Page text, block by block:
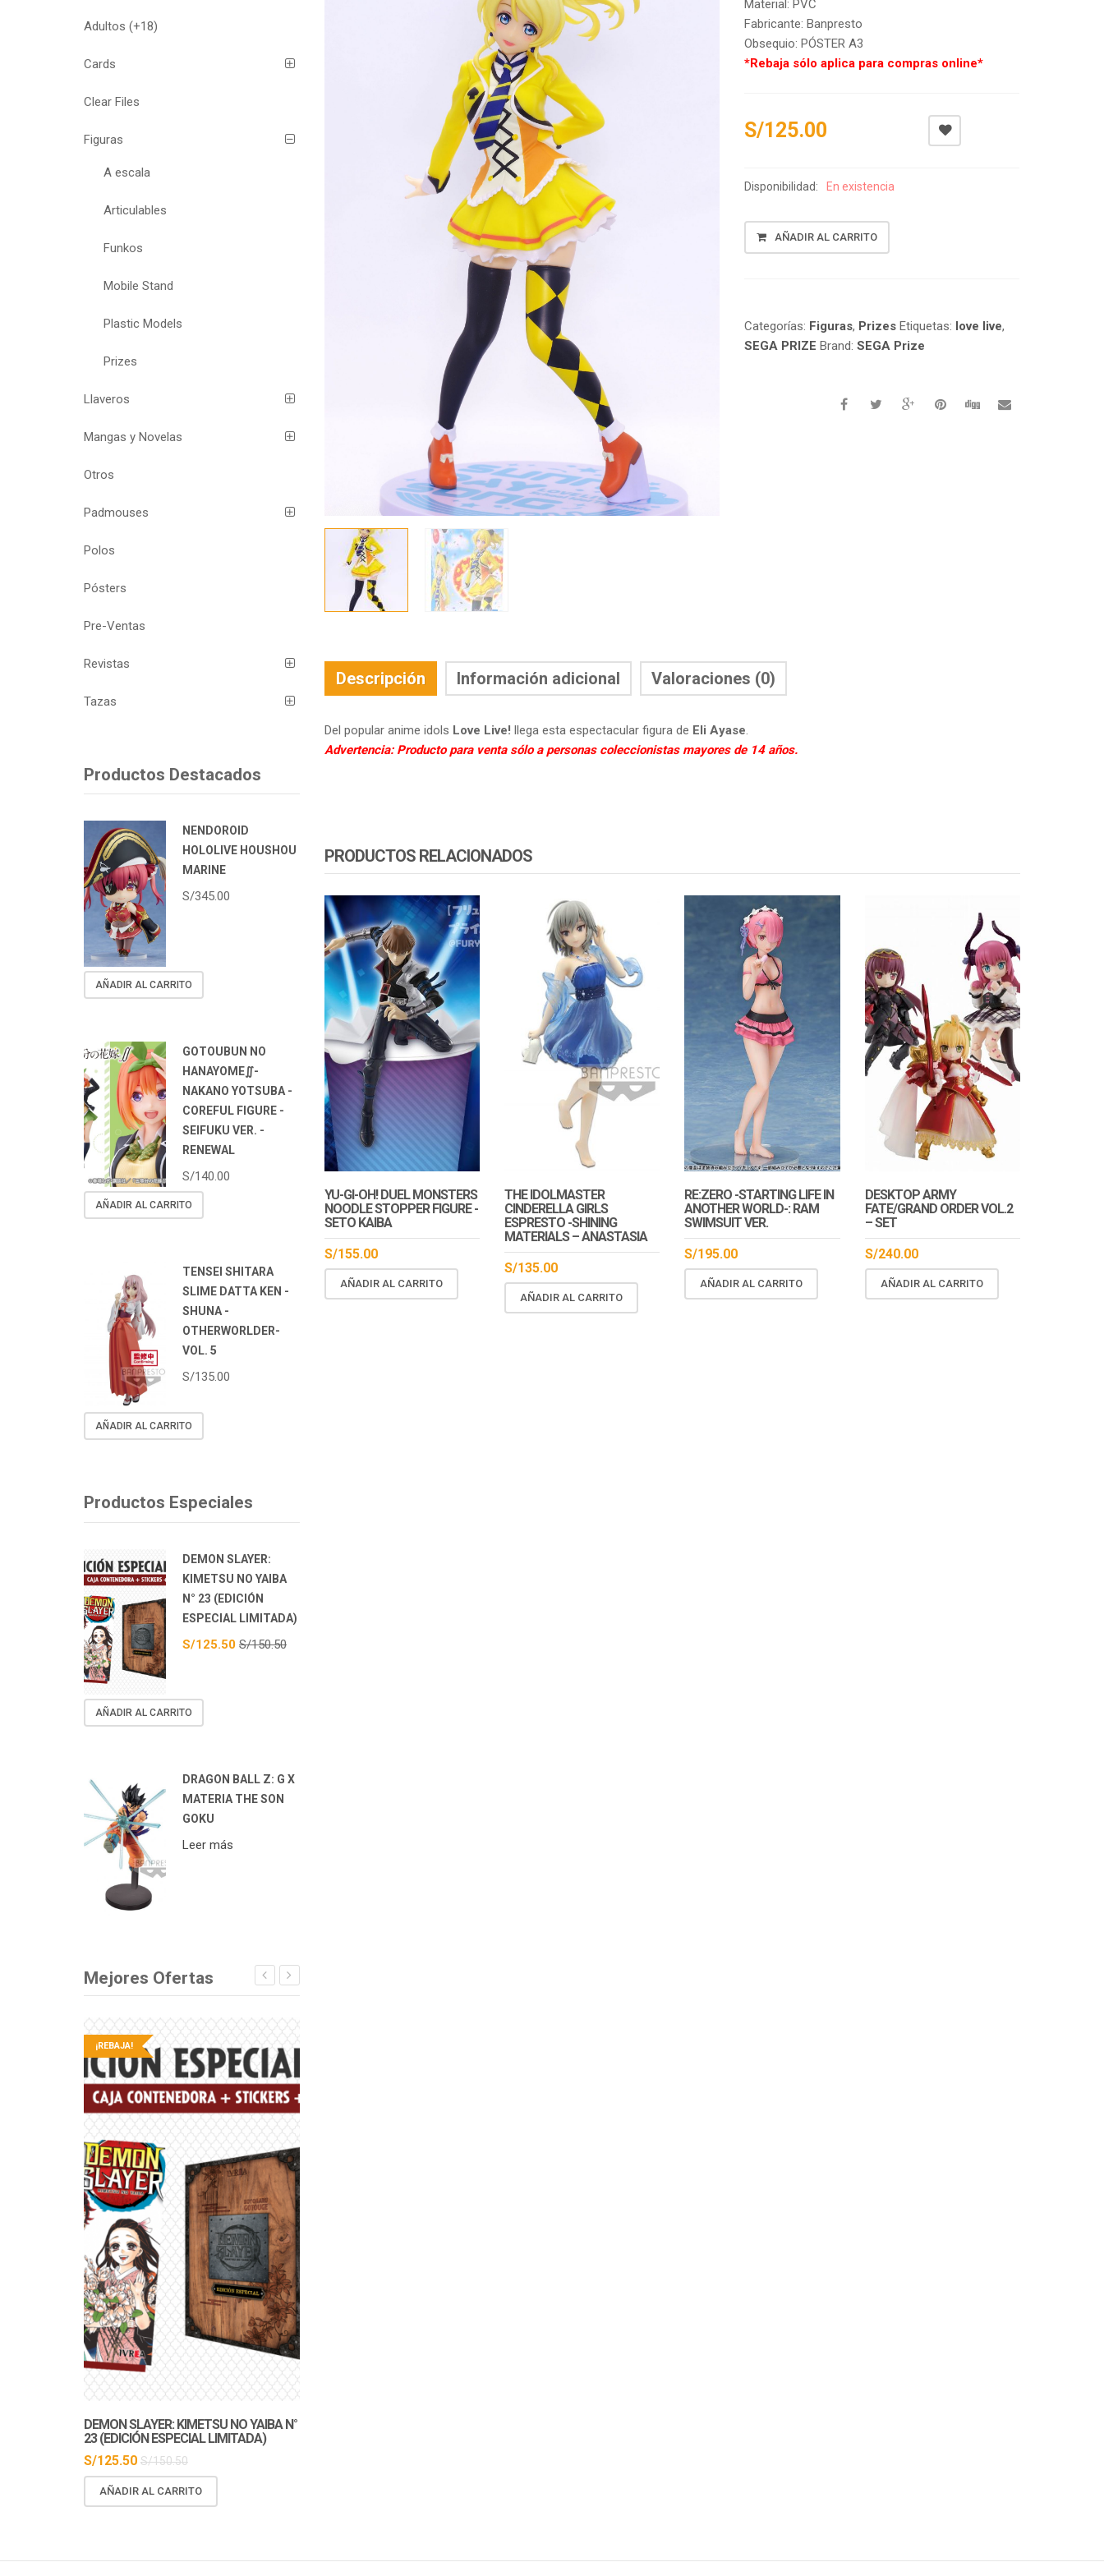
Material: PVC
Fabricante: Banpresto
Obsequio: PÓSTER A3
*Rebaja sólo aplica para compras online*
S/125.00
Disponibilidad: En existencia
SONG
AÑADIR AL CARRITO
Categorías: Figuras, Prizes Etiquetas: love live,
SEGA PRIZE Brand:SEGA Prize
Descripción Información adicional Valoraciones (0)
Del popular anime idols Love Live! llega esta espectacular figura de Eli Ayase.
Advertencia: Producto para venta sólo a personas coleccionistas mayores de 14 años.
PRODUCTOS RELACIONADOS
YU-GI-OH! DUEL MONSTERS
NOODLE STOPPER FIGURE -
SETO KAIBA
S/155.00
AÑADIR AL CARRITO
THE IDOLMASTER
CINDERELLA GIRLS
ESPRESTO -SHINING
MATERIALS – ANASTASIA
S/135.00
AÑADIR AL CARRITO
RE:ZERO -STARTING LIFE IN
ANOTHER WORLD-: RAM
SWIMSUIT VER.
S/195.00
AÑADIR AL CARRITO
DESKTOP ARMY
FATE/GRAND ORDER VOL.2
– SET
S/240.00
AÑADIR AL CARRITO
Adultos (+18)
Cards
Clear Files
Figuras
A escala
Articulables
Funkos
Mobile Stand
Plastic Models
Prizes
Llaveros
Mangas y Novelas
Otros
Padmouses
Polos
Pósters
Pre-Ventas
Revistas
Tazas
Productos Destacados
NENDOROID
HOLOLIVE HOUSHOU
MARINE
S/345.00
AÑADIR AL CARRITO
GOTOUBUN NO
HANAYOME∬-
NAKANO YOTSUBA -
COREFUL FIGURE -
SEIFUKU VER. -
RENEWAL
S/140.00
AÑADIR AL CARRITO
TENSEI SHITARA
SLIME DATTA KEN -
SHUNA -
OTHERWORLDER-
VOL. 5
S/135.00
AÑADIR AL CARRITO
Productos Especiales
DEMON SLAYER:
KIMETSU NO YAIBA
N° 23 (EDICIÓN
ESPECIAL LIMITADA)
S/125.50 S/150.50
AÑADIR AL CARRITO
DRAGON BALL Z: G X
MATERIA THE SON
GOKU
Leer más
Mejores Ofertas
¡REBAJA!
DEMON SLAYER: KIMETSU NO YAIBA N°
23 (EDICIÓN ESPECIAL LIMITADA)
S/125.50 S/150.50
AÑADIR AL CARRITO